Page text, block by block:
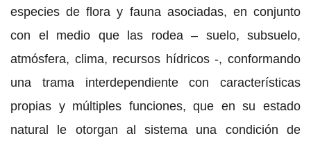
especies de flora y fauna asociadas, en conjunto
con el medio que las rodea – suelo, subsuelo,
atmósfera, clima, recursos hídricos -, conformando
una trama interdependiente con características
propias y múltiples funciones, que en su estado
natural le otorgan al sistema una condición de